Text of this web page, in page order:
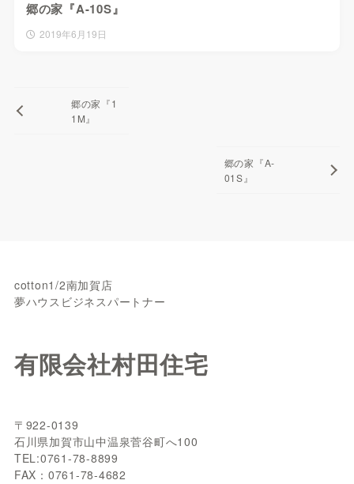
郷の家『A-10S』
2019年6月19日
郷の家『1
1M』
郷の家『A-
01S』
cotton1/2南加賀店
夢ハウスビジネスパートナー
有限会社村田住宅
〒922-0139
石川県加賀市山中温泉菅谷町へ100
TEL:0761-78-8899
FAX：0761-78-4682